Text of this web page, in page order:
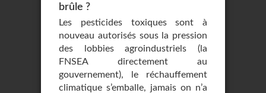
brûle ?
Les pesticides toxiques sont à
nouveau autorisés sous la pression
des lobbies agroindustriels (la
FNSEA directement au
gouvernement), le réchauffement
climatique s’emballe, jamais on n’a